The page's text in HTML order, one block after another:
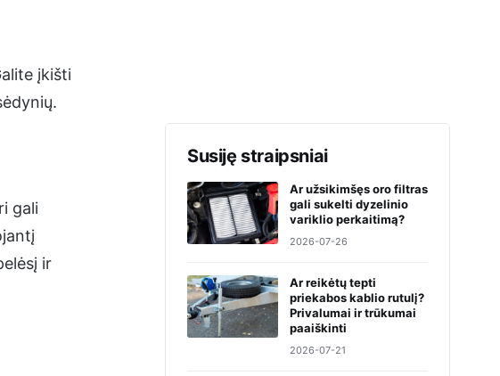
įkišti
gali
ir
Susiję straipsniai
Ar užsikimšęs oro filtras
gali sukelti dyzelinio
variklio perkaitimą?
2026-07-26
Ar reikėtų tepti
priekabos kablio rutulį?
Privalumai ir trūkumai
paaiškinti
2026-07-21